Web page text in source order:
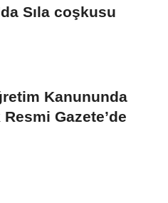
Sıla coşkusu
Kanununda
Gazete’de